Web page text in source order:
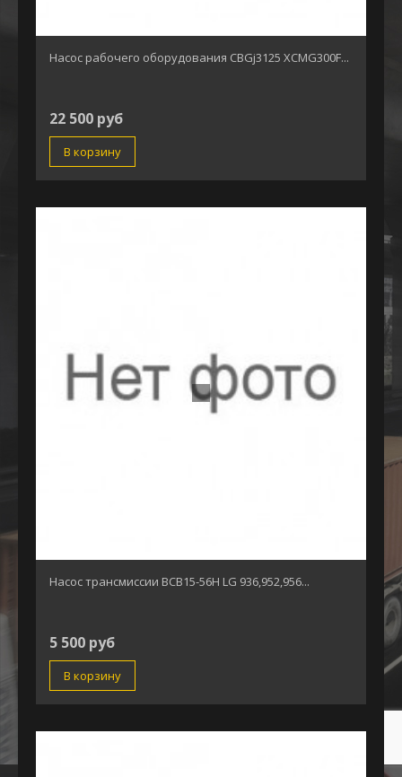
Насос рабочего оборудования CBGj3125 XCMG300F...
22 500 руб
В корзину
Насос трансмиссии BCB15-56H LG 936,952,956...
5 500 руб
В корзину